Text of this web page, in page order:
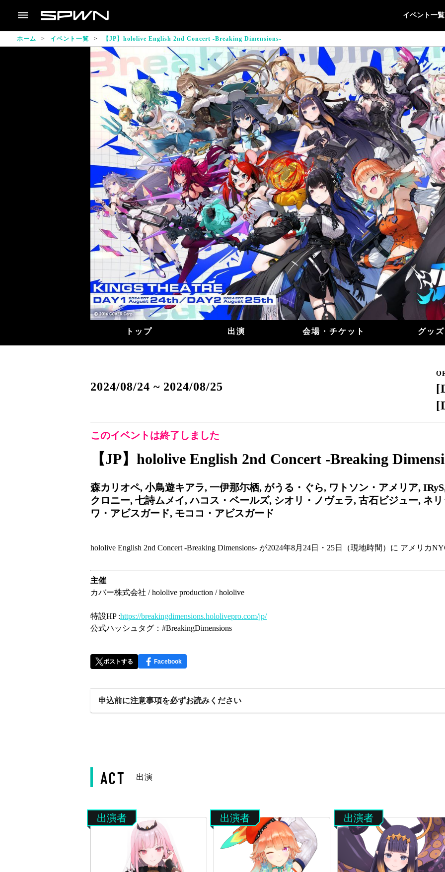
イベント一覧
ホーム イベント一覧 【JP】hololive English 2nd Concert -Breaking Dimensions-
トップ 出演 会場・チケット グッズ
2024/08/24 ~ 2024/08/25
このイベントは終了しました
【JP】hololive English 2nd Concert -Breaking
森カリオペ, 小鳥遊キアラ, 一伊那尓栖, がうる・ぐら, ワトソン・アメリア,
クロニー, 七詩ムメイ, ハコス・ベールズ, シオリ・ノヴェラ, 古石ビジュー, ネ
ワ・アビスガード, モココ・アビスガード
hololive English 2nd Concert -Breaking Dimensions- が2024年8月24日・25日（現地時間）に アメリカ
主催
カバー株式会社 / hololive production / hololive
特設HP :https://breakingdimensions.hololivepro.com/jp/
公式ハッシュタグ：#BreakingDimensions
ポストする Facebook
申込前に注意事項を必ずお読みください
ACT 出演
出演者 出演者 出演者